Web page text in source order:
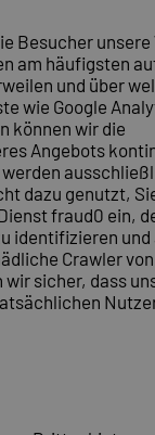
Besucher
am häufigsten
und über
wie Google
können wir die
Angebots
dazu genutzt,
fraud0 ein,
identifizieren
Crawler
sicher, dass